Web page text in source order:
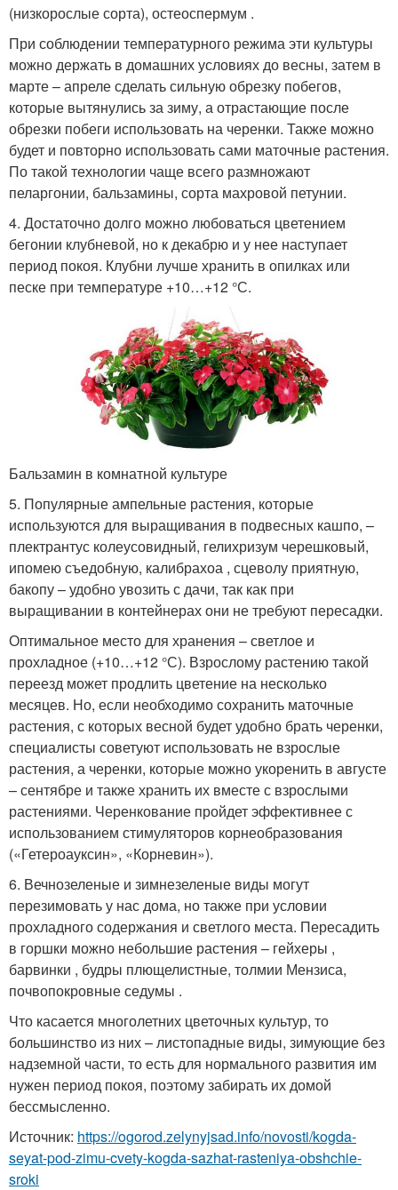
(низкорослые сорта), остеоспермум .
При соблюдении температурного режима эти культуры
можно держать в домашних условиях до весны, затем в
марте – апреле сделать сильную обрезку побегов,
которые вытянулись за зиму, а отрастающие после
обрезки побеги использовать на черенки. Также можно
будет и повторно использовать сами маточные растения.
По такой технологии чаще всего размножают
пеларгонии, бальзамины, сорта махровой петунии.
4. Достаточно долго можно любоваться цветением
бегонии клубневой, но к декабрю и у нее наступает
период покоя. Клубни лучше хранить в опилках или
песке при температуре +10…+12 °С.
Бальзамин в комнатной культуре
5. Популярные ампельные растения, которые
используются для выращивания в подвесных кашпо, –
плектрантус колеусовидный, гелихризум черешковый,
ипомею съедобную, калибрахоа , сцеволу приятную,
бакопу – удобно увозить с дачи, так как при
выращивании в контейнерах они не требуют пересадки.
Оптимальное место для хранения – светлое и
прохладное (+10…+12 °С). Взрослому растению такой
переезд может продлить цветение на несколько
месяцев. Но, если необходимо сохранить маточные
растения, с которых весной будет удобно брать черенки,
специалисты советуют использовать не взрослые
растения, а черенки, которые можно укоренить в августе
– сентябре и также хранить их вместе с взрослыми
растениями. Черенкование пройдет эффективнее с
использованием стимуляторов корнеобразования
(«Гетероауксин», «Корневин»).
6. Вечнозеленые и зимнезеленые виды могут
перезимовать у нас дома, но также при условии
прохладного содержания и светлого места. Пересадить
в горшки можно небольшие растения – гейхеры ,
барвинки , будры плющелистные, толмии Мензиса,
почвопокровные седумы .
Что касается многолетних цветочных культур, то
большинство из них – листопадные виды, зимующие без
надземной части, то есть для нормального развития им
нужен период покоя, поэтому забирать их домой
бессмысленно.
Источник: https://ogorod.zelynyjsad.info/novosti/kogda-
seyat-pod-zimu-cvety-kogda-sazhat-rasteniya-obshchie-
sroki